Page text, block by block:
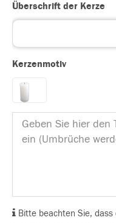
Überschrift der Kerze
Kerzenmotiv
Bitte beachten Sie, dass